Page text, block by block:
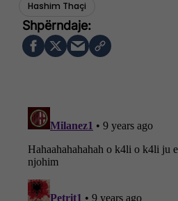
Hashim Thaçi